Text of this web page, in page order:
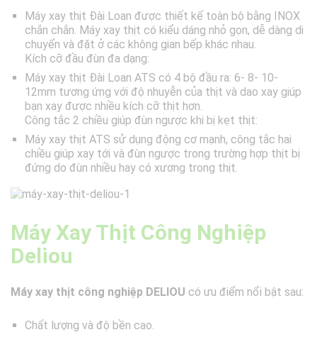
Máy xay thịt Đài Loan được thiết kế toàn bộ bằng INOX
chắn chắn. Máy xay thịt có kiểu dáng nhỏ gọn, dễ dàng di
chuyển và đặt ở các không gian bếp khác nhau.
Kích cỡ đầu đùn đa dạng:
Máy xay thịt Đài Loan ATS có 4 bộ đầu ra: 6- 8- 10-
12mm tương ứng với độ nhuyễn của thịt và dao xay giúp
bạn xay được nhiều kích cỡ thịt hơn.
Công tắc 2 chiều giúp đùn ngược khi bị kẹt thịt:
Máy xay thịt ATS sử dụng động cơ mạnh, công tắc hai
chiều giúp xay tới và đùn ngược trong trường hợp thịt bị
đứng do đùn nhiều hay có xương trong thịt.
Máy Xay Thịt Công Nghiệp
Deliou
Máy xay thịt công nghiệp DELIOU có ưu điểm nổi bật sau:
Chất lượng và độ bền cao.